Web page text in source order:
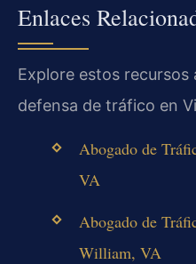
Enlaces
Explore estos recursos
defensa de tráfico en
Abogado de
VA
Abogado de
William, VA